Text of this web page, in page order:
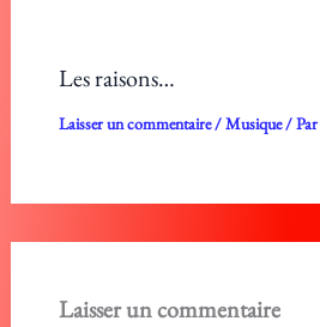
Les raisons…
Laisser un commentaire/Musique/ Par
Laisser un commentaire